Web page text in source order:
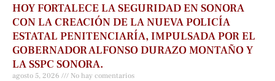
HOY FORTALECE LA SEGURIDAD EN SONORA
CON LA CREACIÓN DE LA NUEVA POLICÍA
ESTATAL PENITENCIARÍA, IMPULSADA POR EL
GOBERNADOR ALFONSO DURAZO MONTAÑO Y
LA SSPC SONORA.
agosto 5, 2026 No hay comentarios